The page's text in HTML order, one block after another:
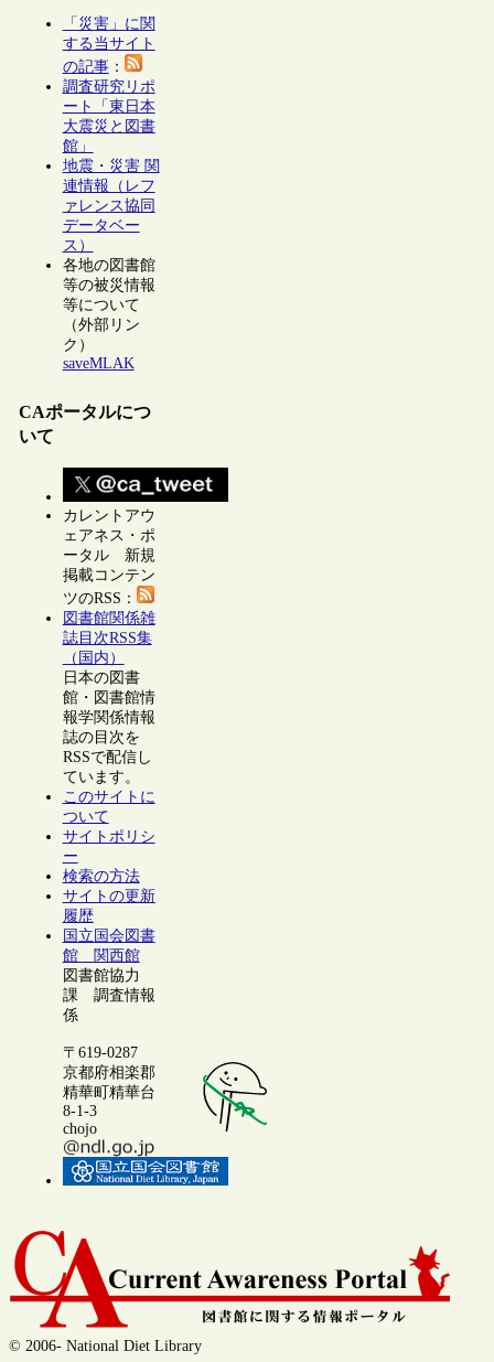
「災害」に関
する当サイト
の記事：
調査研究リポ
ート「東日本
大震災と図書
館」
地震・災害 関
連情報（レフ
ァレンス協同
データベー
ス）
各地の図書館
等の被災情報
等について
（外部リン
ク）
saveMLAK
CAポータルにつ
いて
カレントアウ
ェアネス・ポ
ータル 新規
掲載コンテン
ツのRSS：
図書館関係雑
誌目次RSS集
（国内）
日本の図書
館・図書館情
報学関係情報
誌の目次を
RSSで配信し
ています。
このサイトに
ついて
サイトポリシ
ー
検索の方法
サイトの更新
履歴
国立国会図書
館 関西館
図書館協力
課 調査情報
係
〒619-0287
京都府相楽郡
精華町精華台
8-1-3
chojo
© 2006- National Diet Library